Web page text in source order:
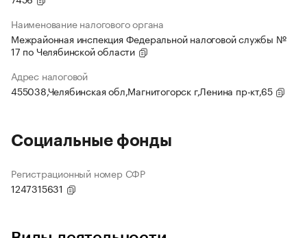
Наименование налогового органа
Межрайонная инспекция Федеральной налоговой службы №
17 по Челябинской области
Адрес налоговой
455038,Челябинская обл,Магнитогорск г,Ленина пр-кт,65
Социальные фонды
Регистрационный номер СФР
1247315631